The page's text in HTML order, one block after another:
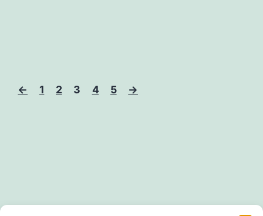
← 1 2 3 4 5 →